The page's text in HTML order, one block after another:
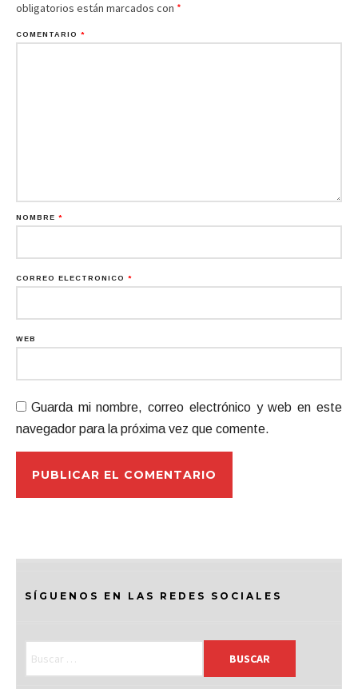
obligatorios están marcados con *
COMENTARIO *
NOMBRE *
CORREO ELECTRÓNICO *
WEB
Guarda mi nombre, correo electrónico y web en este
navegador para la próxima vez que comente.
SÍGUENOS EN LAS REDES SOCIALES